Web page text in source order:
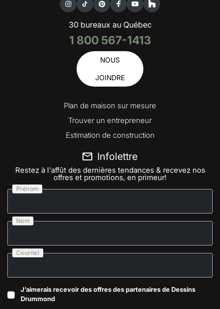
30 bureaux au Québec
1 800 567-1413
NOUS
JOINDRE
Plan de maison sur mesure
Trouver un entrepreneur
Estimation de construction
Infolettre
Restez à l'affût des dernières tendances & recevez nos
offres et promotions, en primeur!
Prénom
Nom
Courriel
J’aimerais recevoir des offres des partenaires de Dessins
Drummond